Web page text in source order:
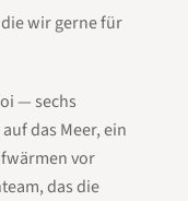
wir gerne für
— sechs
das Meer, ein
vor
das die